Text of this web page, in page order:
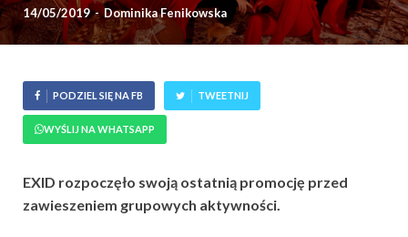
14/05/2019-Dominika Fenikowska
PODZIEL SIĘ NA FB TWEETNIJ
WYŚLIJ NA WHATSAPP
EXID rozpoczęło swoją ostatnią promocję przed
zawieszeniem grupowych aktywności.